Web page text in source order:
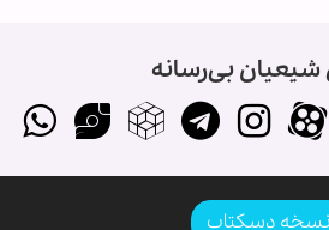
بی‌رسانه
نسخه دسکتاپ